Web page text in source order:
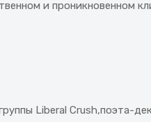
и проникновенном
Liberal Crush,поэта-